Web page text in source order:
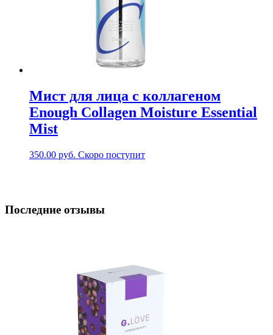
Мист для лица с коллагеном
Enough Collagen Moisture Essential
Mist
350.00 руб. Скоро поступит
Последние отзывы